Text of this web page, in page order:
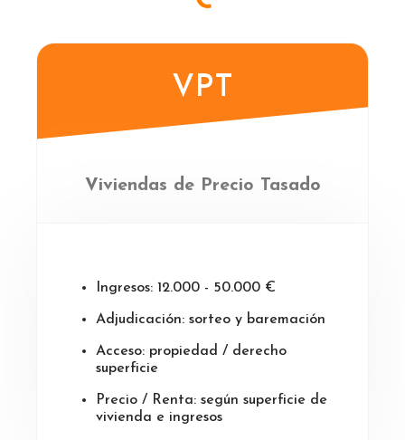
VPT
Viviendas de Precio Tasado
Ingresos: 12.000 - 50.000 €
Adjudicación: sorteo y baremación
Acceso: propiedad / derecho
superficie
Precio / Renta: según superficie de
vivienda e ingresos